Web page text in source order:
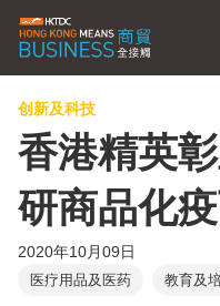
创新及科技
香港精英
研商品化
2020年10月09日
医疗用品及医药 教育及